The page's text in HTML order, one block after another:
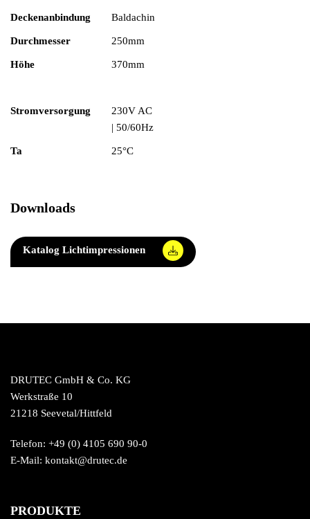
Deckenanbindung Baldachin
Durchmesser 250mm
Höhe 370mm
Stromversorgung
230V AC
| 50/60Hz
Ta 25°C
Downloads
Katalog Lichtimpressionen
DRUTEC GmbH & Co. KG
Werkstraße 10
21218 Seevetal/Hittfeld
Telefon: +49 (0) 4105 690 90-0
E-Mail: kontakt@drutec.de
PRODUKTE